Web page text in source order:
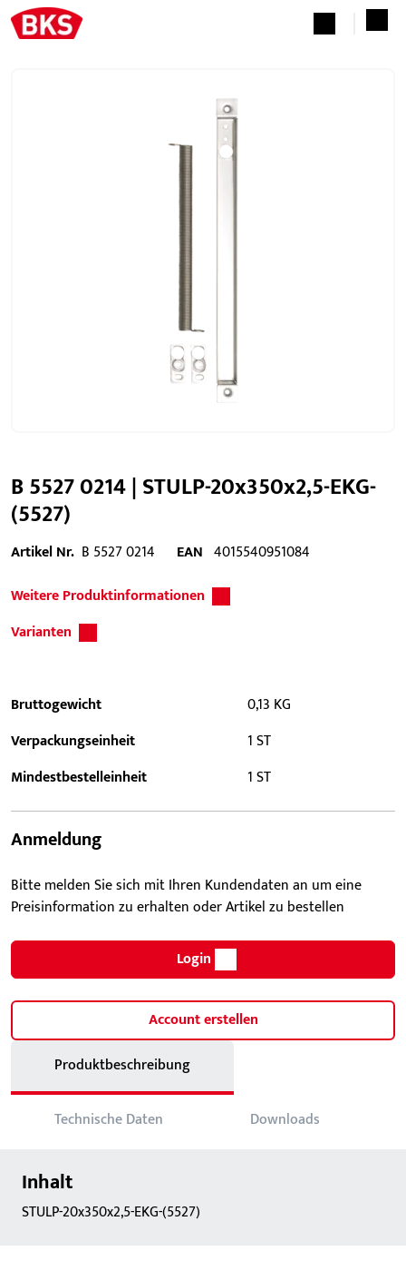
B 5527 0214 | STULP-20x350x2,5-EKG-
(5527)
Artikel Nr. B 5527 0214 EAN 4015540951084
Weitere Produktinformationen
Varianten
Bruttogewicht
0,13 KG
Verpackungseinheit
1 ST
Mindestbestelleinheit
1 ST
Anmeldung
Bitte melden Sie sich mit Ihren Kundendaten an um eine
Preisinformation zu erhalten oder Artikel zu bestellen
Login
Account erstellen
Produktbeschreibung
Technische Daten Downloads
Inhalt
STULP-20x350x2,5-EKG-(5527)